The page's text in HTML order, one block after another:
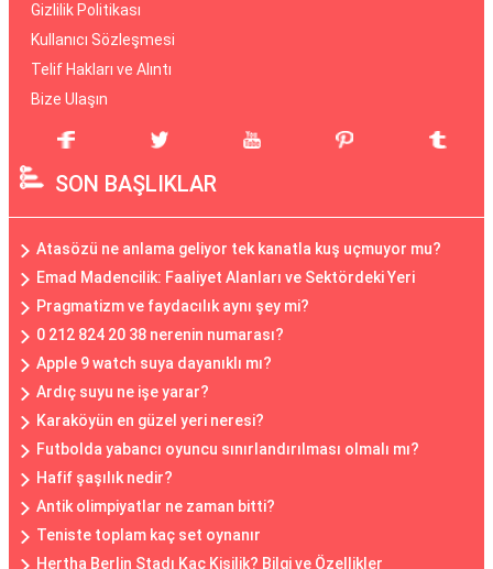
Gizlilik Politikası
Kullanıcı Sözleşmesi
Telif Hakları ve Alıntı
Bize Ulaşın
SON BAŞLIKLAR
Atasözü ne anlama geliyor tek kanatla kuş uçmuyor mu?
Emad Madencilik: Faaliyet Alanları ve Sektördeki Yeri
Pragmatizm ve faydacılık aynı şey mi?
0 212 824 20 38 nerenin numarası?
Apple 9 watch suya dayanıklı mı?
Ardıç suyu ne işe yarar?
Karaköyün en güzel yeri neresi?
Futbolda yabancı oyuncu sınırlandırılması olmalı mı?
Hafif şaşılık nedir?
Antik olimpiyatlar ne zaman bitti?
Teniste toplam kaç set oynanır
Hertha Berlin Stadı Kaç Kişilik? Bilgi ve Özellikler